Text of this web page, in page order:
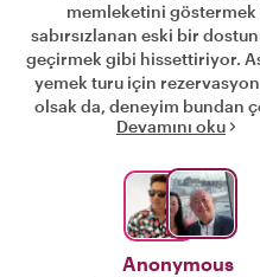
memleketini göstermek
sabırsızlanan eski bir
geçirmek gibi hissettiriyor.
yemek turu için rezervasyon
olsak da, deneyim bundan
fazlasına dönüştü. Harika
haritasının "Sıfır
eden tarihi bir kiliseye
ve siyaset üzerine ufuk açıcı
ederek, lüks bir butiğin
Hint düğün geleneklerini
Devamını oku
Anonymous